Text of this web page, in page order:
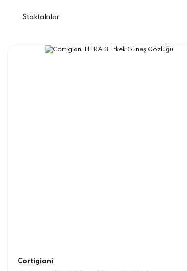
Stoktakiler
Cortigiani